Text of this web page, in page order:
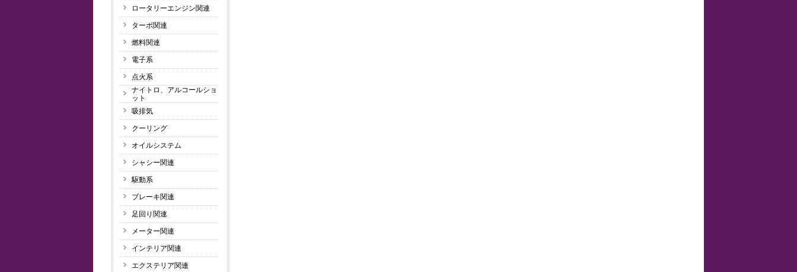
ロータリーエンジン関連
ターボ関連
燃料関連
電子系
点火系
ナイトロ、アルコールショ
ット
吸排気
クーリング
オイルシステム
シャシー関連
駆動系
ブレーキ関連
足回り関連
メーター関連
インテリア関連
エクステリア関連